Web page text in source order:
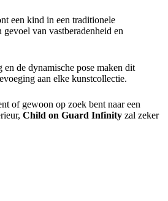
een kind in een traditionele
van vastberadenheid en
de dynamische pose maken dit
aan elke kunstcollectie.
of gewoon op zoek bent naar een
Child on Guard Infinity zal zeker